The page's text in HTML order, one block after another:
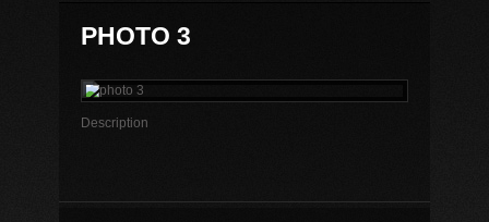
PHOTO 3
Description